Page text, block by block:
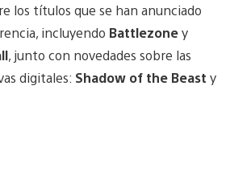
los títulos que se han anunciado
incluyendo Battlezoney
, junto con novedades sobre las
digitales: Shadow of the Beast y